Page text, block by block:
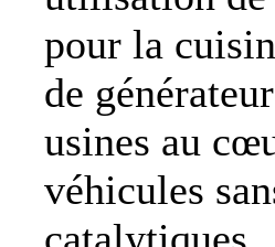
pour la
de
usines au
véhicules